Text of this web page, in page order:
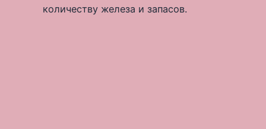
количеству железа и запасов.